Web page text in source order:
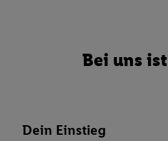
Bei uns
Dein Einstieg